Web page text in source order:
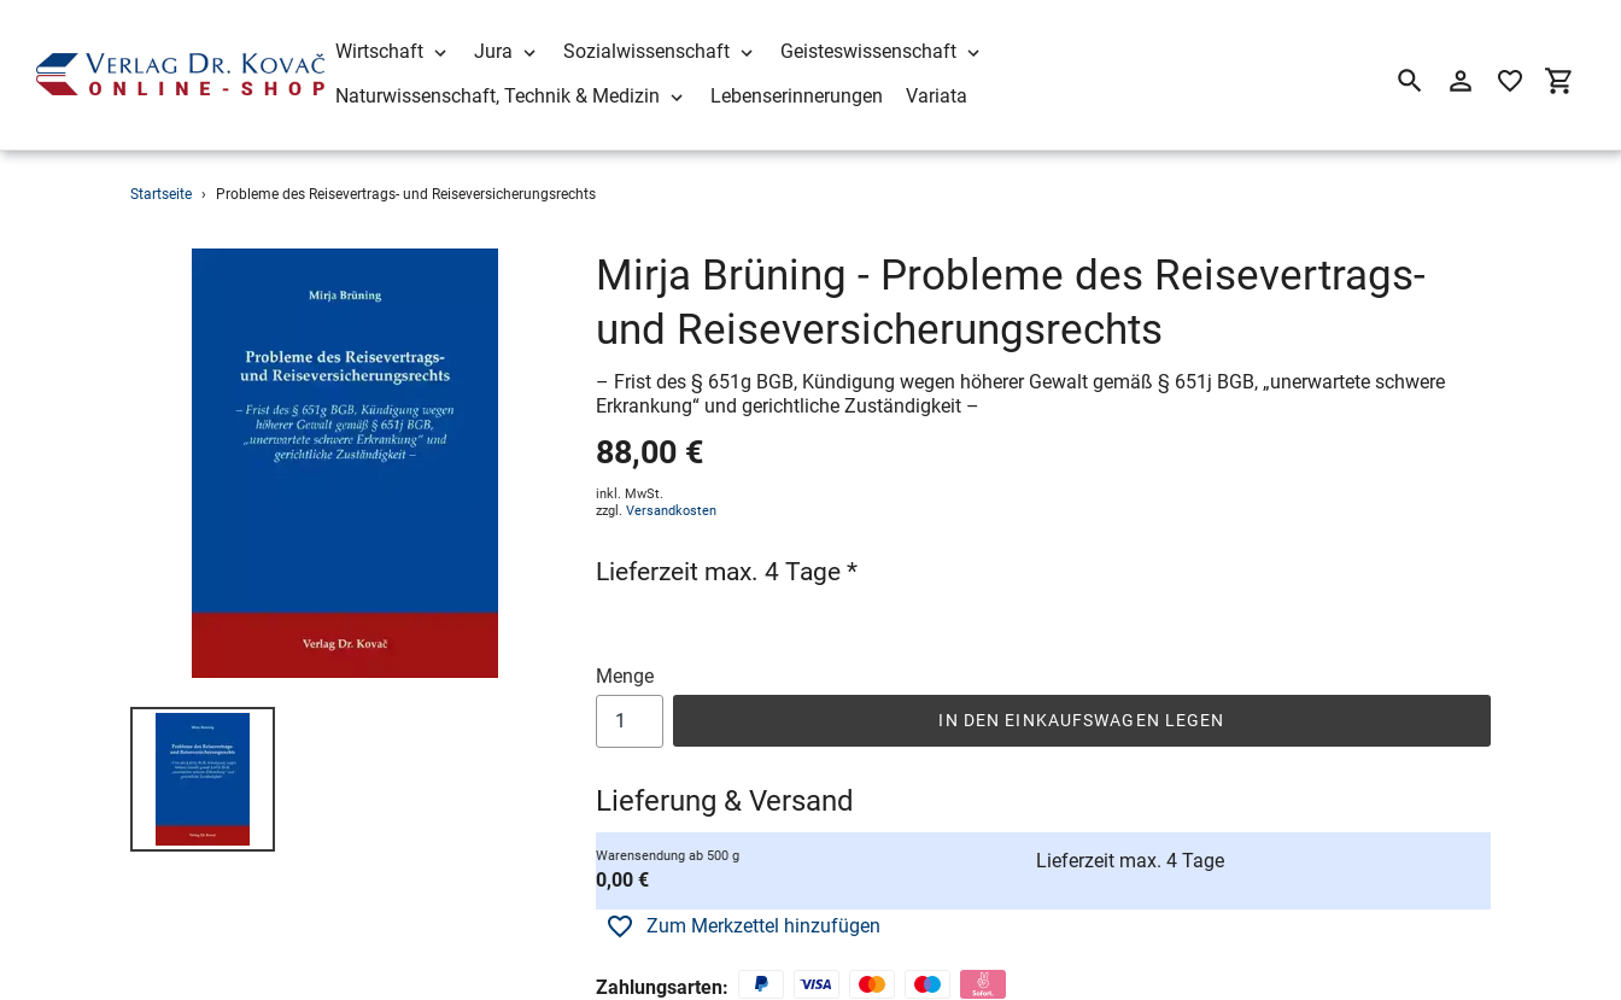
Wirtschaft Jura Sozialwissenschaft
Geisteswissenschaft
Naturwissenschaft, Technik & Medizin
Lebenserinnerungen Variata SuchenEinloggen
Startseite › Probleme des Reisevertrags- und Reiseversicherungsrechts
Mirja Brüning - Probleme des Reisevertrags-
und Reiseversicherungsrechts
– Frist des § 651g BGB, Kündigung wegen höherer Gewalt gemäß § 651j BGB, „unerwartete schwere
Erkrankung“ und gerichtliche Zuständigkeit –
88,00 €
inkl. MwSt.
zzgl. Versandkosten
Lieferzeit max. 4 Tage *
Menge
IN DEN EINKAUFSWAGEN LEGEN
Lieferung & Versand
Warensendung ab 500 g
0,00 €
Lieferzeit max. 4 Tage
Zum Merkzettel hinzufügen
Zahlungsarten: